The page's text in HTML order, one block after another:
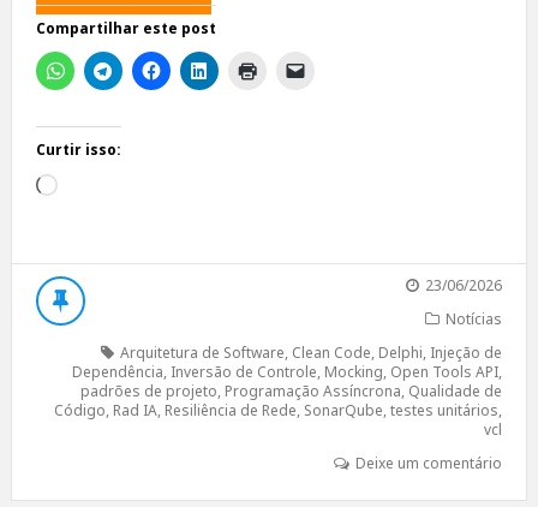
Compartilhar este post
Curtir isso:
Carregando...
23/06/2026
Notícias
Arquitetura de Software, Clean Code, Delphi, Injeção de
Dependência, Inversão de Controle, Mocking, Open Tools API,
padrões de projeto, Programação Assíncrona, Qualidade de
Código, Rad IA, Resiliência de Rede, SonarQube,testes unitários,
vcl
Deixe um comentário